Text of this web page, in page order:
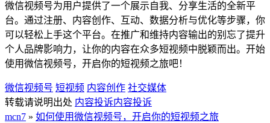
微信视频号为用户提供了一个展示自我、分享生活的全新平
台。通过注册、内容创作、互动、数据分析与优化等步骤，你
可以轻松上手这个平台。在推广和维持内容输出的别忘了提升
个人品牌影响力，让你的内容在众多短视频中脱颖而出。开始
使用微信视频号，开启你的短视频之旅吧！
微信视频号 短视频 内容创作 社交媒体
转载请说明出处 内容投诉内容投诉
mcn7 » 如何使用微信视频号，开启你的短视频之旅